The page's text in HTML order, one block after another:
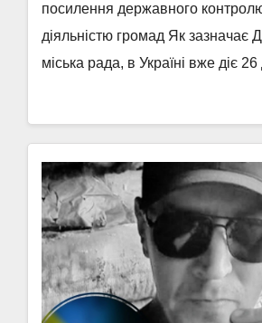
посилення державного
діяльністю громад Як зазначає
міська рада, в Україні вже діє